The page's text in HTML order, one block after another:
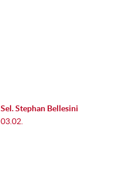
Sel. Stephan Bellesini
03.02.